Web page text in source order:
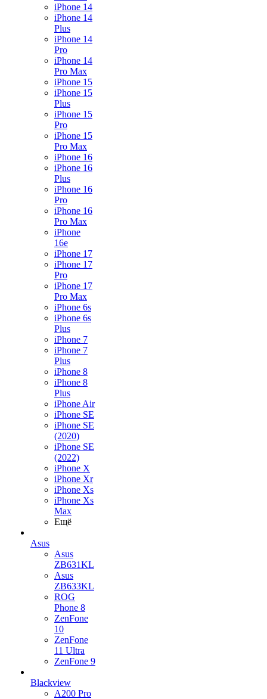
iPhone 14
iPhone 14
Plus
iPhone 14
Pro
iPhone 14
Pro Max
iPhone 15
iPhone 15
Plus
iPhone 15
Pro
iPhone 15
Pro Max
iPhone 16
iPhone 16
Plus
iPhone 16
Pro
iPhone 16
Pro Max
iPhone
16e
iPhone 17
iPhone 17
Pro
iPhone 17
Pro Max
iPhone 6s
iPhone 6s
Plus
iPhone 7
iPhone 7
Plus
iPhone 8
iPhone 8
Plus
iPhone Air
iPhone SE
iPhone SE
(2020)
iPhone SE
(2022)
iPhone X
iPhone Xr
iPhone Xs
iPhone Xs
Max
Ещё
Asus
Asus
ZB631KL
Asus
ZB633KL
ROG
Phone 8
ZenFone
10
ZenFone
11 Ultra
ZenFone 9
Blackview
A200 Pro